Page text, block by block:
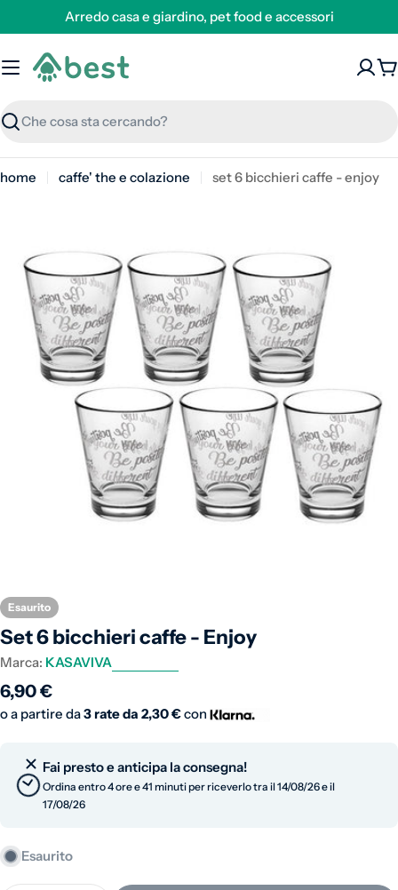
Arredo casa e giardino, pet food e accessori
Ricerca
home caffe' the e colazione set 6 bicchieri caffe - enjoy
supporto 0 in modalità modale
Esaurito
Set 6 bicchieri caffe - Enjoy
Marca: KASAVIVA
Prezzo normale
6,90 €
o a partire da3 rate da 2,30 €con
Fai presto e anticipa la consegna!
Ordina entro 4 ore e 41 minuti per riceverlo tra il 14/08/26 e il
17/08/26
Esaurito